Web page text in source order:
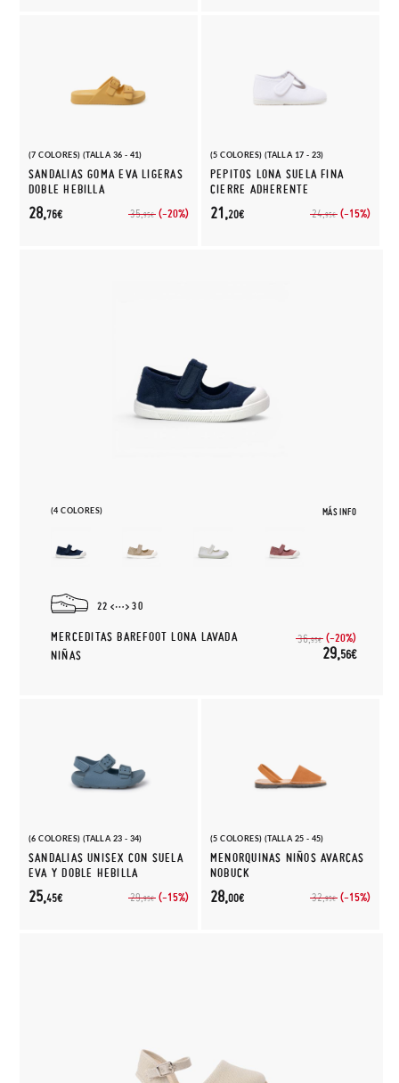
(7 COLORES) (TALLA 36 - 41)
SANDALIAS GOMA EVA LIGERAS
DOBLE HEBILLA
35,95€ (-20%)
28,76€
(5 COLORES) (TALLA 17 - 23)
PEPITOS LONA SUELA FINA
CIERRE ADHERENTE
24,95€ (-15%)
21,20€
(4 COLORES) MÁS INFO
22 30
MERCEDITAS BAREFOOT LONA LAVADA
NIÑAS
36,95€ (-20%)
29,56€
(6 COLORES) (TALLA 23 - 34)
SANDALIAS UNISEX CON SUELA
EVA Y DOBLE HEBILLA
29,95€ (-15%)
25,45€
(5 COLORES) (TALLA 25 - 45)
MENORQUINAS NIÑOS AVARCAS
NOBUCK
32,95€ (-15%)
28,00€